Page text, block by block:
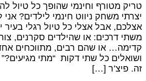
מטורף וחינמי שהופך כל טיול
משחק ניווט חינמי לילדים? אני
אבל אצלי כל טיול רגלי בעיר
דרכים: או שהילדים סקרנים,
או שהם רבים, מתווכחים אחד
כל שתי דקות “מתי מגיעים?”
פיצ’ר […]